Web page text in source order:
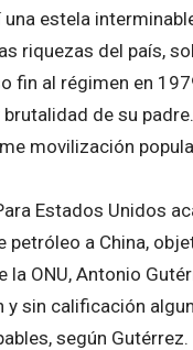
estela
riquezas del país,
fin al régimen en
de su
movilización
Estados Unidos
a China,
ONU, Antonio
sin calificación
según